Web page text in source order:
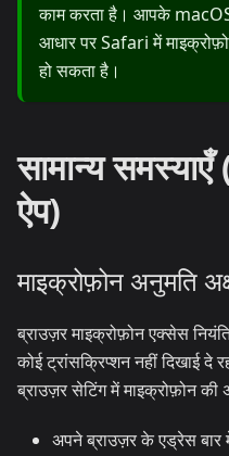
काम करता है। आपके
आधार पर Safari में
हो सकता है।
सामान्य समस्याएँ
ऐप)
माइक्रोफ़ोन अनुमति
ब्राउज़र माइक्रोफ़ोन एक्सेस
कोई ट्रांसक्रिप्शन नहीं दिखाई दे
ब्राउज़र सेटिंग में माइक्रोफ़ोन की
अपने ब्राउज़र के एड्रेस